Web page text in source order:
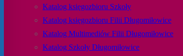
Katalog księgozbioru Szkoły
Katalog księgozbioru Filii Długomiłowice
Katalog Multimediów Filii Długomiłowice
Katalog Szkoły Długomiłowice